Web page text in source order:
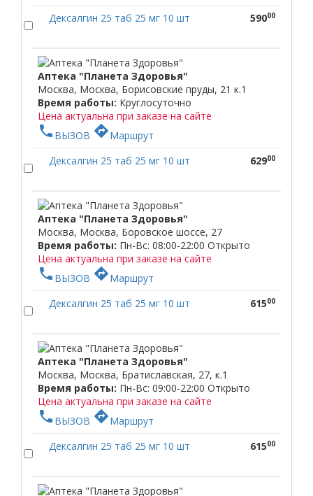
Дексалгин 25 таб 25 мг 10 шт
59000
Аптека "Планета Здоровья"
Москва, Москва, Борисовские пруды, 21 к.1
Время работы: Круглосуточно
Цена актуальна при заказе на сайте
phone ВЫЗОВ directionsМаршрут
Дексалгин 25 таб 25 мг 10 шт
62900
Аптека "Планета Здоровья"
Москва, Москва, Боровское шоссе, 27
Время работы: Пн-Вс: 08:00-22:00 Открыто
Цена актуальна при заказе на сайте
phone ВЫЗОВ directionsМаршрут
Дексалгин 25 таб 25 мг 10 шт
61500
Аптека "Планета Здоровья"
Москва, Москва, Братиславская, 27, к.1
Время работы: Пн-Вс: 09:00-22:00 Открыто
Цена актуальна при заказе на сайте
phone ВЫЗОВ directionsМаршрут
Дексалгин 25 таб 25 мг 10 шт
61500